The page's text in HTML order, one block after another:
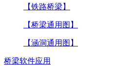
【铁路桥梁】
【桥梁通用图】
【涵洞通用图】
桥梁软件应用